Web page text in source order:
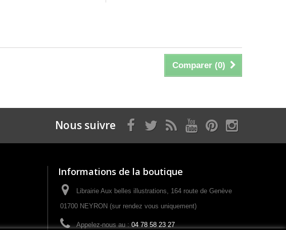
Comparer (0)
Nous suivre
Informations de la boutique
Librairie Aux belles illustrations, 164 route de Genève
01700 NEYRON (sur rendez vous uniquement)
Appelez-nous au :04 78 58 23 27